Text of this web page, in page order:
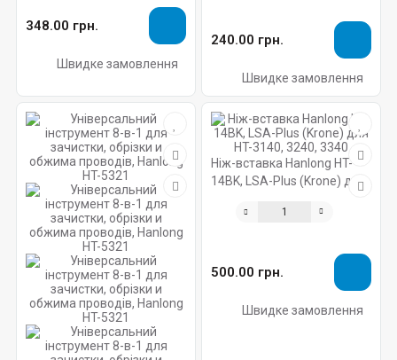
348.00 грн.
Швидке замовлення
240.00 грн.
Швидке замовлення
Ніж-вставка Hanlong HT-
14BK, LSA-Plus (Krone) для
500.00 грн.
Швидке замовлення